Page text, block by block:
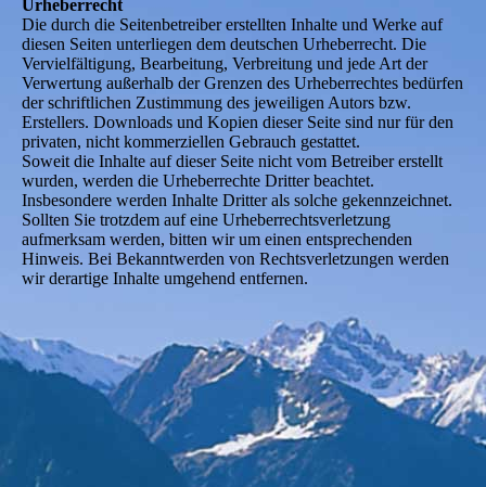
Urheberrecht
Die durch die Seitenbetreiber erstellten Inhalte und Werke auf
diesen Seiten unterliegen dem deutschen Urheberrecht. Die
Vervielfältigung, Bearbeitung, Verbreitung und jede Art der
Verwertung außerhalb der Grenzen des Urheberrechtes bedürfen
der schriftlichen Zustimmung des jeweiligen Autors bzw.
Erstellers. Downloads und Kopien dieser Seite sind nur für den
privaten, nicht kommerziellen Gebrauch gestattet.
Soweit die Inhalte auf dieser Seite nicht vom Betreiber erstellt
wurden, werden die Urheberrechte Dritter beachtet.
Insbesondere werden Inhalte Dritter als solche gekennzeichnet.
Sollten Sie trotzdem auf eine Urheberrechtsverletzung
aufmerksam werden, bitten wir um einen entsprechenden
Hinweis. Bei Bekanntwerden von Rechtsverletzungen werden
wir derartige Inhalte umgehend entfernen.